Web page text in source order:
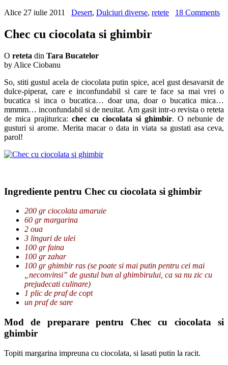
Alice 27 iulie 2011 Desert, Dulciuri diverse, retete 18 Comments
Chec cu ciocolata si ghimbir
O reteta din Tara Bucatelor
by Alice Ciobanu
So, stiti gustul acela de ciocolata putin spice, acel gust desavarsit de
dulce-piperat, care e inconfundabil si care te face sa mai vrei o
bucatica si inca o bucatica… doar una, doar o bucatica mica…
mmmm… inconfundabil si de neuitat. Am gasit intr-o revista o reteta
de mica prajiturica: chec cu ciocolata si ghimbir. O nebunie de
gusturi si arome. Merita macar o data in viata sa gustati asa ceva,
parol!
Ingrediente pentru Chec cu ciocolata si ghimbir
200 gr ciocolata amaruie
60 gr margarina
2 oua
3 linguri de ulei
100 gr faina
100 gr zahar
100 gr ghimbir ras (se poate si mai putin pentru cei mai
„neconvinsi” de gustul bun al ghimbirului, ca sa nu zic cu
prejudecati culinare)
1 plic de praf de copt
un praf de sare
Mod de preparare pentru Chec cu ciocolata si
ghimbir
Topiti margarina impreuna cu ciocolata, si lasati putin la racit.